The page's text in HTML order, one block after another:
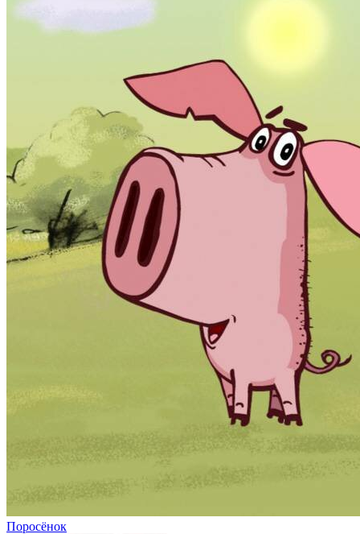
Поросёнок